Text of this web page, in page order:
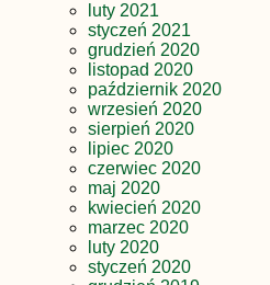
luty 2021
styczeń 2021
grudzień 2020
listopad 2020
październik 2020
wrzesień 2020
sierpień 2020
lipiec 2020
czerwiec 2020
maj 2020
kwiecień 2020
marzec 2020
luty 2020
styczeń 2020